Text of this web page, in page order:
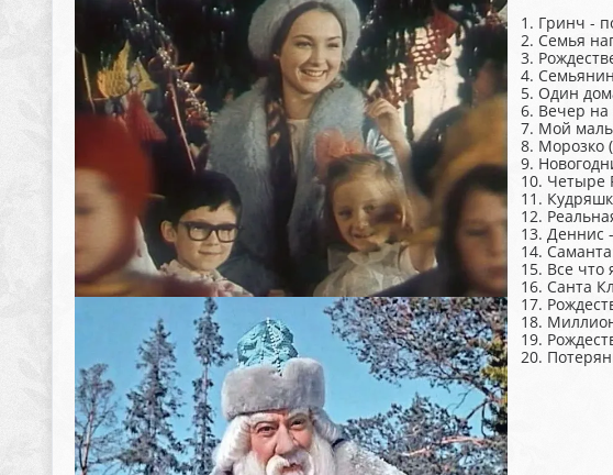
1. Гринч -
2. Семья
3.
4.
5. Один
6. Вечер на
7. Мой
8. Морозко
9.
10. Четыре
11.
12.
13. Деннис
14.
15. Все что
16. Санта
17.
18.
19.
20.